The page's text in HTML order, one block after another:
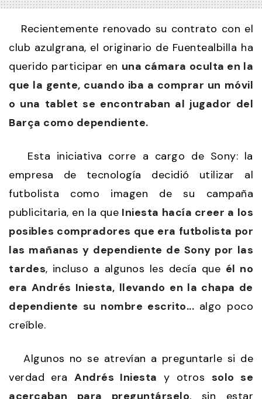
Recientemente renovado su contrato con el
club azulgrana, el originario de Fuentealbilla ha
querido participar en una cámara oculta en la
que la gente, cuando iba a comprar un móvil
o una tablet se encontraban al jugador del
Barça como dependiente.
Esta iniciativa corre a cargo de Sony: la
empresa de tecnología decidió utilizar al
futbolista como imagen de su campaña
publicitaria, en la que Iniesta hacía creer a los
posibles compradores que era futbolista por
las mañanas y dependiente de Sony por las
tardes, incluso a algunos les decía que él no
era Andrés Iniesta, llevando en la chapa de
dependiente su nombre escrito... algo poco
creíble.
Algunos no se atrevían a preguntarle si de
verdad eraAndrés Iniesta y otros solo se